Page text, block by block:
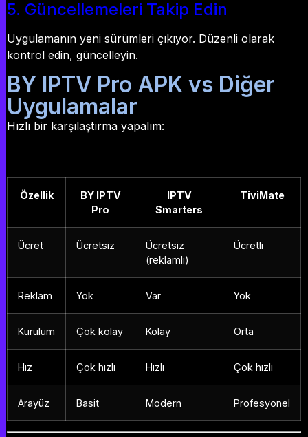
5. Güncellemeleri Takip Edin
Uygulamanın yeni sürümleri çıkıyor. Düzenli olarak
kontrol edin, güncelleyin.
BY IPTV Pro APK vs Diğer
Uygulamalar
Hızlı bir karşılaştırma yapalım:
Özellik
BY IPTV
Pro
IPTV
Smarters
TiviMate
Ücret Ücretsiz
Ücretsiz
(reklamlı)
Ücretli
Reklam Yok Var Yok
Kurulum Çok kolay Kolay Orta
Hız Çok hızlı Hızlı Çok hızlı
Arayüz Basit Modern Profesyonel